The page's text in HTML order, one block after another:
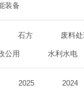
装备
石方 废料
公用 水利水电
2025 2024